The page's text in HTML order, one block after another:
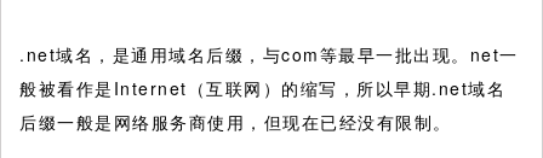
.net域名，是通用域名后缀，与com等最早一批出现。net一
般被看作是Internet（互联网）的缩写，所以早期.net域名
后缀一般是网络服务商使用，但现在已经没有限制。